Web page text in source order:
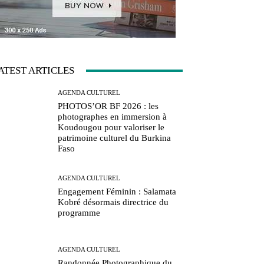
ARTICLES
AGENDA CULTUREL
PHOTOS’OR BF 2026 : les
photographes en immersion à
Koudougou pour valoriser le
patrimoine culturel du Burkina
Faso
AGENDA CULTUREL
Engagement Féminin : Salamata
Kobré désormais directrice du
programme
AGENDA CULTUREL